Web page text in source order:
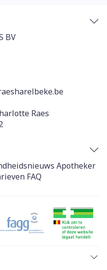
BV
Raes
Apotheker
FAQ